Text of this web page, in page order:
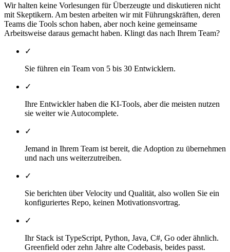
Wir halten keine Vorlesungen für Überzeugte und diskutieren nicht
mit Skeptikern. Am besten arbeiten wir mit Führungskräften, deren
Teams die Tools schon haben, aber noch keine gemeinsame
Arbeitsweise daraus gemacht haben. Klingt das nach Ihrem Team?
✓
Sie führen ein Team von 5 bis 30 Entwicklern.
✓
Ihre Entwickler haben die KI-Tools, aber die meisten nutzen
sie weiter wie Autocomplete.
✓
Jemand in Ihrem Team ist bereit, die Adoption zu übernehmen
und nach uns weiterzutreiben.
✓
Sie berichten über Velocity und Qualität, also wollen Sie ein
konfiguriertes Repo, keinen Motivationsvortrag.
✓
Ihr Stack ist TypeScript, Python, Java, C#, Go oder ähnlich.
Greenfield oder zehn Jahre alte Codebasis, beides passt.